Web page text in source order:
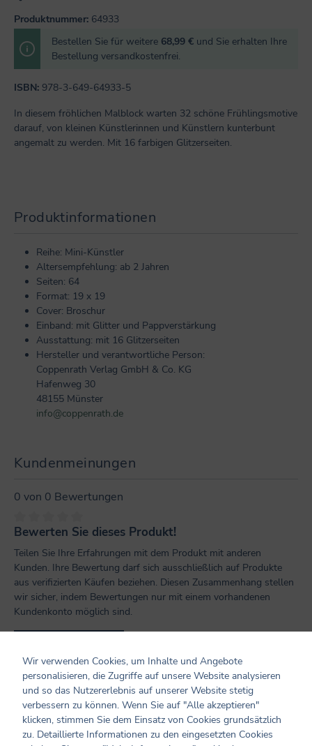
Produktnummer: 64933
Bestellen Sie für weitere 68,99 € und Sie erhalten Ihre
Bestellung versandkostenfrei.
ISBN: 978-3-649-64933-5
In diesem fröhlichen Malblock warten 32 schöne Frühlingsmotive
darauf, von kleinen Künstlerinnen und Künstlern kunterbunt
angemalt zu werden. Mit 16 farbigen Glitzerseiten.
Produktinformationen
Reihe: Mini-Künstler
Altersempfehlung: ab 2 Jahren
Seiten: 64
Format: 19 x 19
Cover: Broschur
Einband: mit Glitter und Pappverstärkung
Ausstattung: mit 16 Glitzerseiten
Hersteller und verantwortliche Person:
Coppenrath Verlag GmbH & Co. KG
Hafenweg 30
48155 Münster
info@coppenrath.de
Kundenmeinungen
0 von 0 Bewertungen
Durchschnittliche Bewertung von 0 von 5 Sternen
Bewerten Sie dieses Produkt!
Teilen Sie Ihre Erfahrungen mit dem Produkt mit anderen
Kunden. Ihre Bewertung darf sich ausschließlich auf Produkte
aus verifizierten Käufen beziehen. Diesen Zusammenhang stellen
wir sicher, indem Bewertungen nur mit einem vorhandenen
Kundenkonto möglich sind.
Bewertungen nur in der aktuellen Sprache anzeigen.
Keine Bewertungen gefunden. Teilen Sie Ihre
Erfahrungen mit anderen.
Wir verwenden Cookies, um Inhalte und Angebote
personalisieren, die Zugriffe auf unsere Website analysieren
und so das Nutzererlebnis auf unserer Website stetig
verbessern zu können. Wenn Sie auf "Alle akzeptieren"
klicken, stimmen Sie dem Einsatz von Cookies grundsätzlich
zu. Detaillierte Informationen zu den eingesetzten Cookies